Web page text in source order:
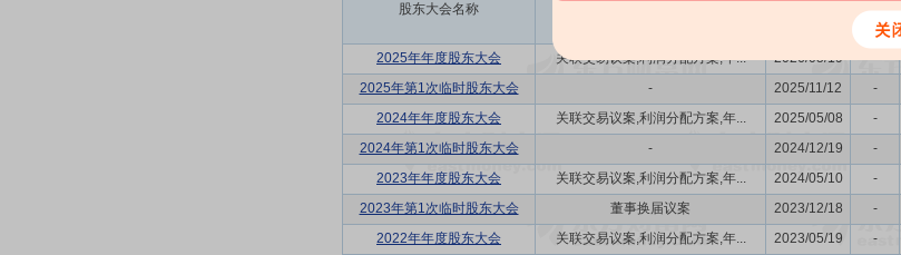
股东大会名称
结束日
2025年年度股东大会 关联交易议案,利润分配方案,年... 2026/05/19 -
2025年第1次临时股东大会
- 2025/11/12 -
2024年年度股东大会
关联交易议案,利润分配方案,年... 2025/05/08 -
2024年第1次临时股东大会
- 2024/12/19 -
2023年年度股东大会
关联交易议案,利润分配方案,年... 2024/05/10 -
2023年第1次临时股东大会
董事换届议案 2023/12/18 -
2022年年度股东大会
关联交易议案,利润分配方案,年... 2023/05/19 -